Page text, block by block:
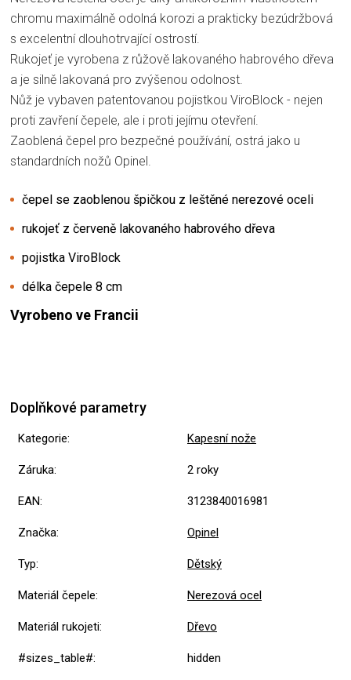
chromu maximálně odolná korozi a prakticky bezúdržbová
s excelentní dlouhotrvající ostrostí.
Rukojeť je vyrobena z růžově lakovaného habrového dřeva
a je silně lakovaná pro zvýšenou odolnost.
Nůž je vybaven patentovanou pojistkou ViroBlock - nejen
proti zavření čepele, ale i proti jejímu otevření.
Zaoblená čepel pro bezpečné používání, ostrá jako u
standardních nožů Opinel.
čepel se zaoblenou špičkou z leštěné nerezové oceli
rukojeť z červeně lakovaného habrového dřeva
pojistka ViroBlock
délka čepele 8 cm
Vyrobeno ve Francii
Doplňkové parametry
Kategorie: Kapesní nože
Záruka: 2 roky
EAN: 3123840016981
Značka: Opinel
Typ: Dětský
Materiál čepele: Nerezová ocel
Materiál rukojeti: Dřevo
#sizes_table#: hidden